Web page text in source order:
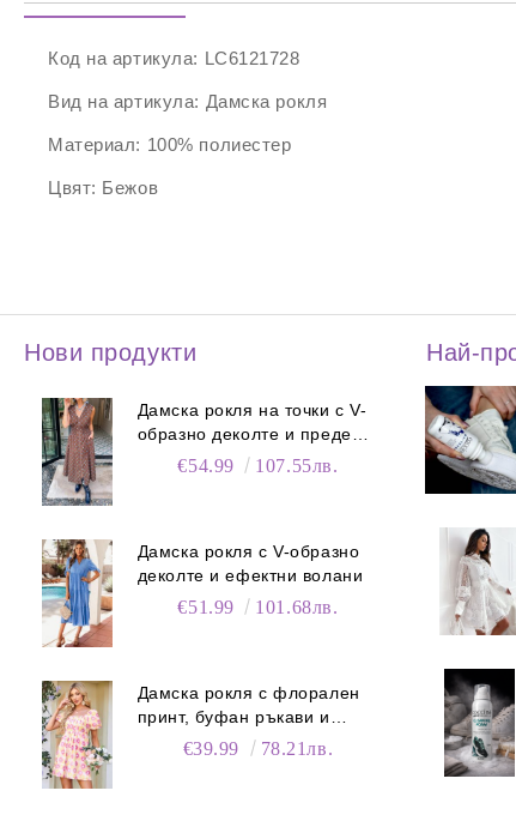
Код на артикула: LC6121728
Вид на артикула: Дамска рокля
Материал: 100% полиестер
Цвят: Бежов
Нови продукти
Дамска рокля на точки с V-
образно деколте и преден
€54.99 107.55лв.
Дамска рокля с V-образно
деколте и ефектни волани
€51.99 101.68лв.
Дамска рокля с флорален
принт, буфан ръкави и
джобове€39.99 78.21лв.
Най-